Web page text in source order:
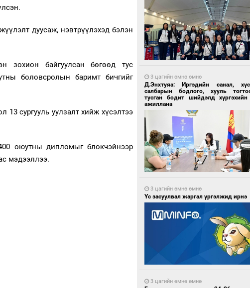
дуусаж, нэвтрүүлэхэд бэлэн
зохион байгуулсан бөгөөд тус
боловсролын баримт бичгийг
13 сургууль уулзалт хийж хүсэлтээ
оюутны дипломыг блокчэйнээр
мэдээллээ.
3 цагийн өмнө өмнө
Д.Энхтуяа: Иргэдийн санал,
салбарын бодлого, хууль
тусган бодит шийдэлд
ажиллана
3 цагийн өмнө өмнө
Үс засуулвал жаргал үргэлжид ирнэ
3 цагийн өмнө өмнө